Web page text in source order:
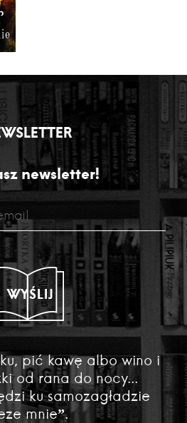
newsletter!
WYŚLIJ
pić kawę albo wino i
od rana do nocy...
ku samozagładzie
mnie”.